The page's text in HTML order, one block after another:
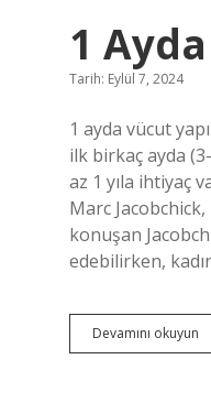
1
Tarih: Eylül 7, 2024
1 ayda vücut
ilk birkaç ayda
az 1 yıla ihtiyaç
Marc
konuşan
edebilirken,
Devamını okuyun